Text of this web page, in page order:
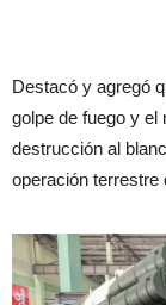
Destacó y agregó
golpe de fuego y el
destrucción al
operación terrestre